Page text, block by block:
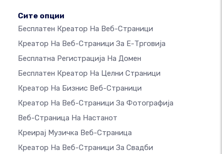
Сите опции
Бесплатен Креатор На Веб-Страници
Креатор На Веб-Страници За Е-Трговија
Бесплатна Регистрација На Домен
Бесплатен Креатор На Целни Страници
Креатор На Бизнис Веб-Страници
Креатор На Веб-Страници За Фотографија
Веб-Страница На Настанот
Креирај Музичка Веб-Страница
Креатор На Веб-Страници За Свадби